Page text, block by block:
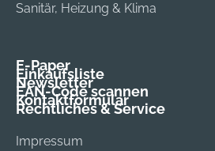
Sanitär, Heizung & Klima
E-Paper
Einkaufsliste
Newsletter
EAN-Code scannen
Kontaktformular
Rechtliches & Service
Impressum